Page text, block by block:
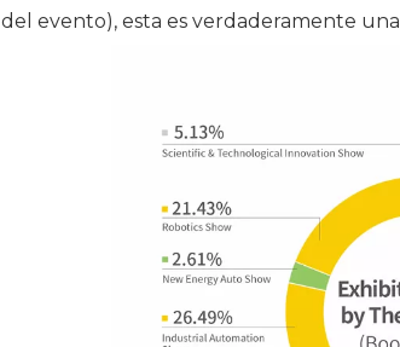
del evento), esta es verdaderamente una